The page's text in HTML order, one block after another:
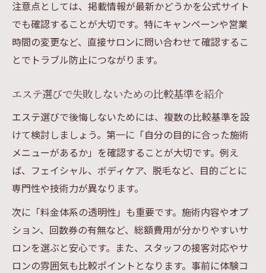
注意点としては、掲載情報が最新かどうかを公式サイト
でも確認することが大切です。特にキャンペーンや営業
時間の変更など、直接サロンに問い合わせて確認するこ
とでトラブル防止につながります。
エステ選びで失敗しないための比較基準を紹介
エステ選びで後悔しないためには、複数の比較基準を設
けて検討しましょう。第一に「自分の目的に合った施術
メニューがあるか」を確認することが大切です。例え
ば、フェイシャル、ボディケア、脱毛など、目的ごとに
専門性や技術力が異なります。
次に「料金体系の透明性」も重要です。施術内容やオプ
ション、回数券の有無など、総額費用が分かりやすいサ
ロンを選ぶと安心です。また、スタッフの接客対応やサ
ロンの雰囲気も比較ポイントとなります。事前に体験コ